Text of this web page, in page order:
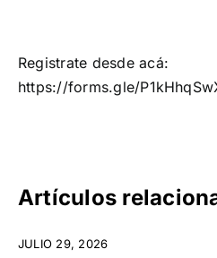
Registrate desde acá:
https://forms.gle/
Artículos
JULIO 29, 2026